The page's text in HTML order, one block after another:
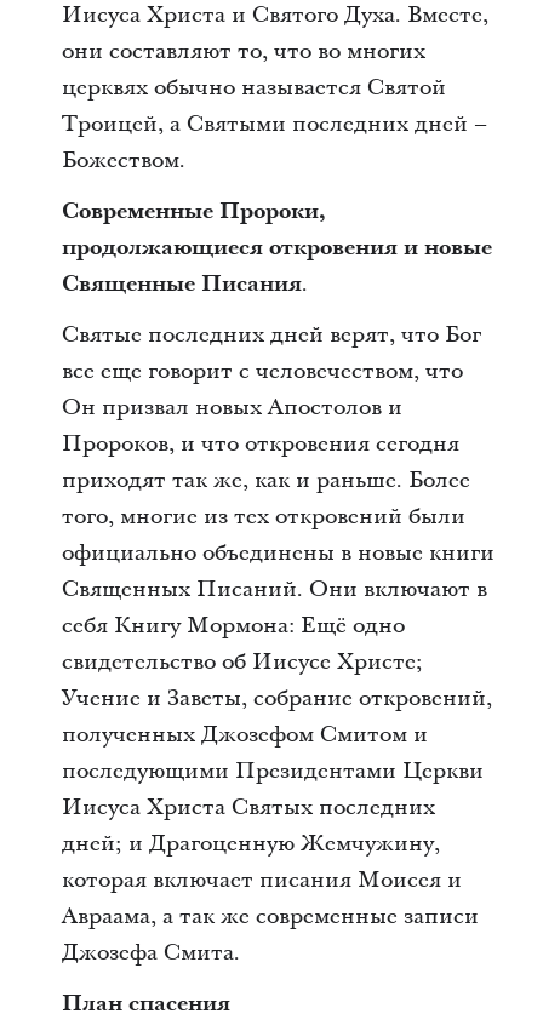
Иисуса Христа и Святого Духа. Вместе,
они составляют то, что во многих
церквях обычно называется Святой
Троицей, а Святыми последних дней –
Божеством.
Современные Пророки,
продолжающиеся откровения и новые
Священные Писания.
Святые последних дней верят, что Бог
все еще говорит с человечеством, что
Он призвал новых Апостолов и
Пророков, и что откровения сегодня
приходят так же, как и раньше. Более
того, многие из тех откровений были
официально объединены в новые книги
Священных Писаний. Они включают в
себя Книгу Мормона: Ещё одно
свидетельство об Иисусе Христе;
Учение и Заветы, собрание откровений,
полученных Джозефом Смитом и
последующими Президентами Церкви
Иисуса Христа Святых последних
дней; и Драгоценную Жемчужину,
которая включает писания Моисея и
Авраама, а так же современные записи
Джозефа Смита.
План спасения